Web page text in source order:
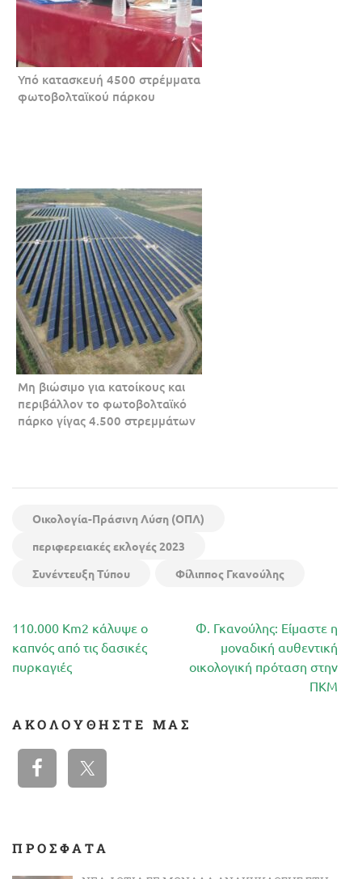
Υπό κατασκευή 4500 στρέμματα
φωτοβολταϊκού πάρκου
Μη βιώσιμο για κατοίκους και
περιβάλλον το φωτοβολταϊκό
πάρκο γίγας 4.500 στρεμμάτων
Οικολογία-Πράσινη Λύση (ΟΠΛ)
περιφερειακές εκλογές 2023
Συνέντευξη Τύπου
Φίλιππος Γκανούλης
Πλοήγηση
άρθρων
110.000 Km2 κάλυψε ο
καπνός από τις δασικές
πυρκαγιές
Φ. Γκανούλης: Είμαστε η
μοναδική αυθεντική
οικολογική πρόταση στην
ΠΚΜ
ΑΚΟΛΟΥΘΉΣΤΕ ΜΑΣ
ΠΡΟΣΦΑΤΑ